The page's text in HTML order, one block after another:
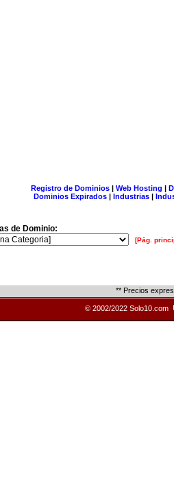
Registro de Dominios| Web Hosting |
Dominios Expirados | Industrias |
de Dominio:
[Pág.
** Precios
© 2002/2022 Solo10.com